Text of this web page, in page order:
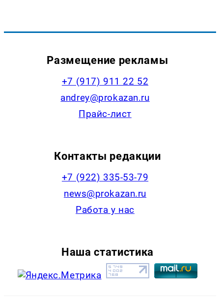
Размещение рекламы
+7 (917) 911 22 52
andrey@prokazan.ru
Прайс-лист
Контакты редакции
+7 (922) 335-53-79
news@prokazan.ru
Работа у нас
Наша статистика